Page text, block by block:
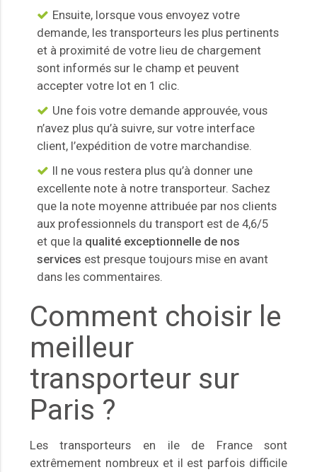
Ensuite, lorsque vous envoyez votre
demande, les transporteurs les plus pertinents
et à proximité de votre lieu de chargement
sont informés sur le champ et peuvent
accepter votre lot en 1 clic.
Une fois votre demande approuvée, vous
n’avez plus qu’à suivre, sur votre interface
client, l’expédition de votre marchandise.
Il ne vous restera plus qu’à donner une
excellente note à notre transporteur. Sachez
que la note moyenne attribuée par nos clients
aux professionnels du transport est de 4,6/5
et que la qualité exceptionnelle de nos
services est presque toujours mise en avant
dans les commentaires.
Comment choisir le
meilleur
transporteur sur
Paris ?
Les transporteurs en ile de France sont
extrêmement nombreux et il est parfois difficile